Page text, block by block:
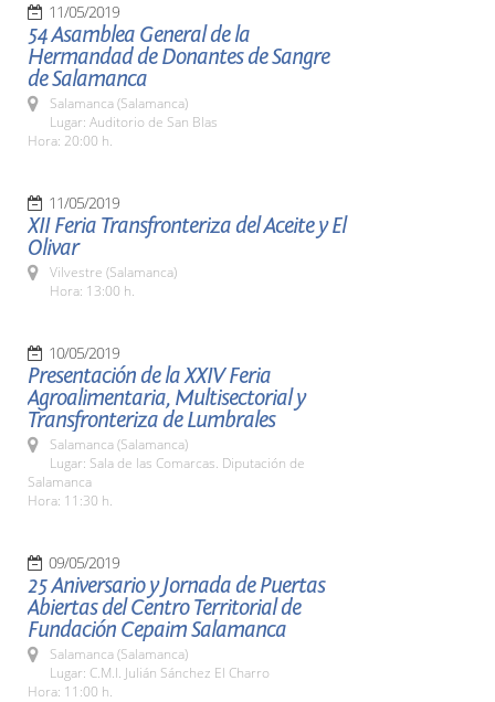
11/05/2019
54 Asamblea General de la
Hermandad de Donantes de Sangre
de Salamanca
Salamanca (Salamanca)
Lugar: Auditorio de San Blas
Hora: 20:00 h.
11/05/2019
XII Feria Transfronteriza del Aceite y El
Olivar
Vilvestre (Salamanca)
Hora: 13:00 h.
10/05/2019
Presentación de la XXIV Feria
Agroalimentaria, Multisectorial y
Transfronteriza de Lumbrales
Salamanca (Salamanca)
Lugar: Sala de las Comarcas. Diputación de
Salamanca
Hora: 11:30 h.
09/05/2019
25 Aniversario y Jornada de Puertas
Abiertas del Centro Territorial de
Fundación Cepaim Salamanca
Salamanca (Salamanca)
Lugar: C.M.I. Julián Sánchez El Charro
Hora: 11:00 h.